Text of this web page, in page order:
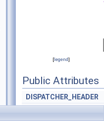
[legend]
Public Attributes
DISPATCHER_HEADER